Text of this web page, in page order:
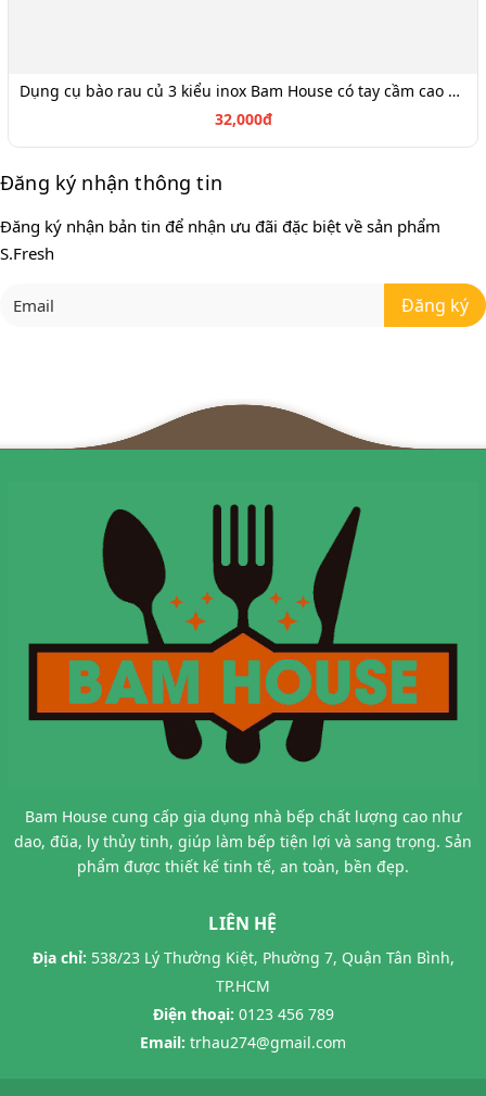
Dụng cụ bào rau củ 3 kiểu inox Bam House có tay cầm cao su siêu bén cao cấp BTC06
32,000đ
Đăng ký nhận thông tin
Đăng ký nhận bản tin để nhận ưu đãi đặc biệt về sản phẩm
S.Fresh
Đăng ký
Bam House cung cấp gia dụng nhà bếp chất lượng cao như
dao, đũa, ly thủy tinh, giúp làm bếp tiện lợi và sang trọng. Sản
phẩm được thiết kế tinh tế, an toàn, bền đẹp.
LIÊN HỆ
Địa chỉ: 538/23 Lý Thường Kiệt, Phường 7, Quận Tân Bình,
TP.HCM
Điện thoại: 0123 456 789
Email: trhau274@gmail.com